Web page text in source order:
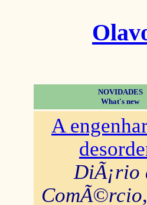
NOVIDADES
What's new
A
DiÃ¡rio
ComÃ©rcio